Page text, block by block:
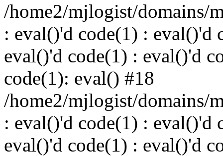
/home2/mjlogist/domains/
: eval()'d code(1) : eval()'d
eval()'d code(1) : eval()'d
code(1): eval() #18
/home2/mjlogist/domains/
: eval()'d code(1) : eval()'d
eval()'d code(1) : eval()'d